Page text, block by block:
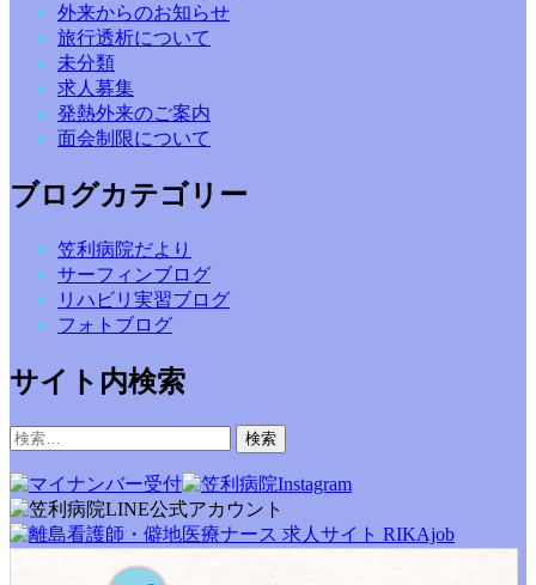
外来からのお知らせ
旅行透析について
未分類
求人募集
発熱外来のご案内
面会制限について
ブログカテゴリー
笠利病院だより
サーフィンブログ
リハビリ実習ブログ
フォトブログ
サイト内検索
検